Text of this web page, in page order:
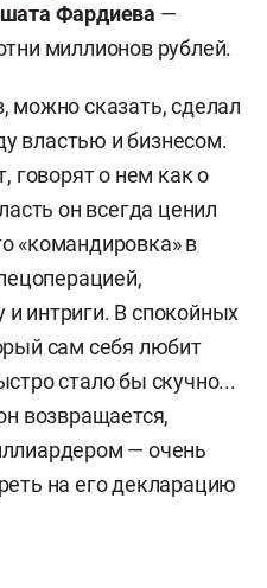
Фардиева —
миллионов рублей.
можно сказать, сделал
властью и бизнесом.
говорят о нем как о
он всегда ценил
«командировка» в
интриги. В спокойных
сам себя любит
стало бы скучно...
возвращается,
— очень
на его декларацию